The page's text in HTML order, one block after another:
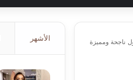
ناجحة ومميزة
الأشهر